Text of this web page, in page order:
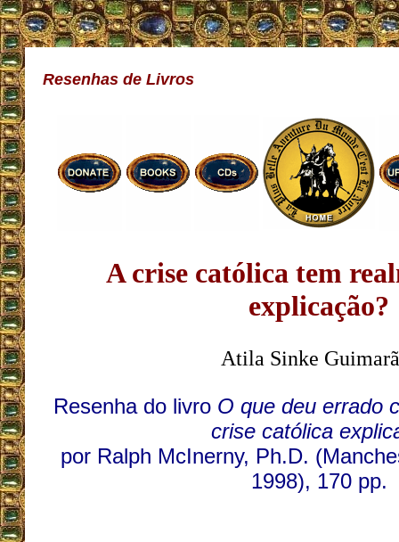
Resenhas de Livros
A crise católica tem
explicação?
Atila Sinke
Resenha do livro O que deu errado
crise católica
por Ralph McInerny, Ph.D.
1998), 170 pp.